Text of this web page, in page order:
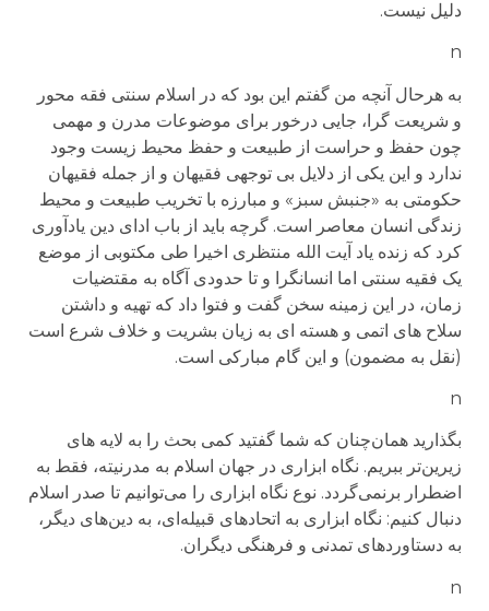
دلیل نیست.
n
به هرحال آنچه من گفتم این بود که در اسلام سنتی فقه محور
و شریعت گرا، جایی درخور برای موضوعات مدرن و مهمی
چون حفظ و حراست از طبیعت و حفظ محیط زیست وجود
ندارد و این یکی از دلایل بی توجهی فقیهان و از جمله فقیهان
حکومتی به «جنبش سبز» و مبارزه با تخریب طبیعت و محیط
زندگی انسان معاصر است. گرچه باید از باب ادای دین یادآوری
کرد که زنده یاد آیت الله منتظری اخیرا طی مکتوبی از موضع
یک فقیه سنتی اما انسانگرا و تا حدودی آگاه به مقتضیات
زمان، در این زمینه سخن گفت و فتوا داد که تهیه و داشتن
سلاح های اتمی و هسته ای به زیان بشریت و خلاف شرع است
(نقل به مضمون) و این گام مبارکی است.
n
بگذارید همان‌چنان که شما گفتید کمی بحث را به لایه های
زیرین‌تر ببریم. نگاه ابزاری در جهان اسلام به مدرنیته، فقط به
اضطرار برنمی‌گردد. نوع نگاه ابزاری را می‌توانیم تا صدر اسلام
دنبال کنیم: نگاه ابزاری به اتحادهای قبیله‌ای، به دین‌های دیگر،
به دستاوردهای تمدنی و فرهنگی دیگران.
n